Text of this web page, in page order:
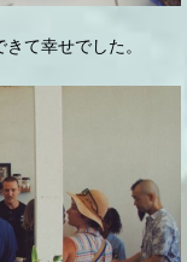
て幸せでした。